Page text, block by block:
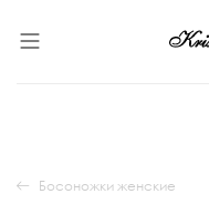
Босоножки женские